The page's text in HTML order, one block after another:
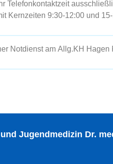
Telefonkontaktzeit
Kernzeiten 9:30-12:00 und
Notdienst am Allg.KH Hagen
Jugendmedizin Dr.